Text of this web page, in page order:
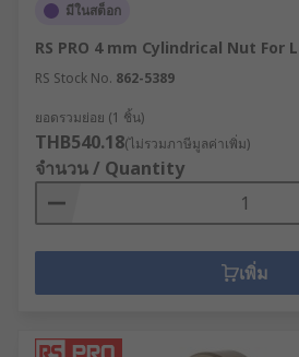
มีในสต็อก
RS PRO 4 mm Cylindrical Nut For
RS Stock No. 862-5389
ยอดรวมย่อย (1 ชิ้น)
THB540.18(ไม่รวมภาษีมูลค่าเพิ่ม)
จำนวน / Quantity
เพิ่ม